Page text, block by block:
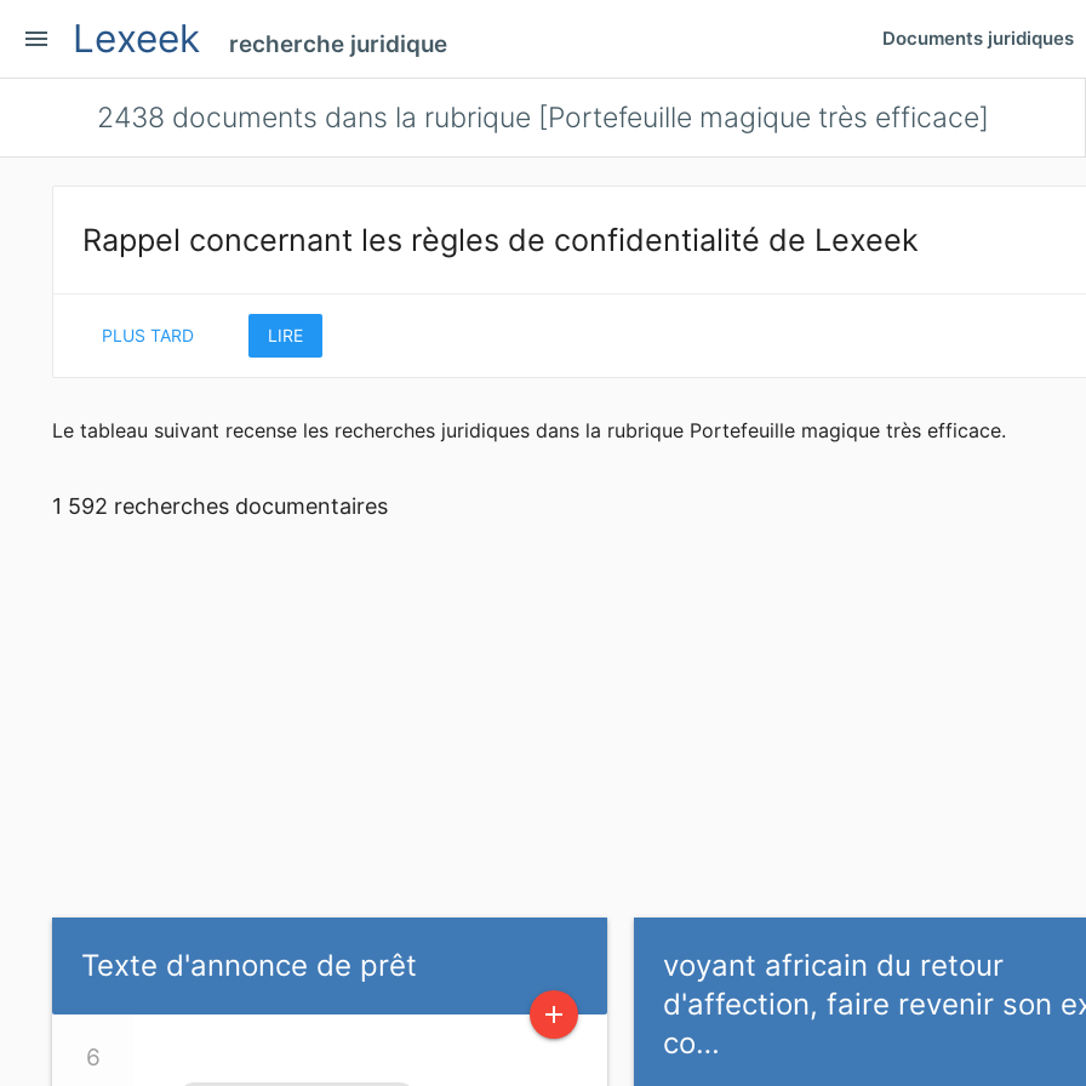
menu Lexeek recherche juridique Documents juridiques
2438 documents dans la rubrique [Portefeuille magique très efficace]
Rappel concernant les règles de confidentialité de Lexeek
PLUS TARD LIRE
Le tableau suivant recense les recherches juridiques dans la rubrique Portefeuille magique très efficace.
1 592 recherches documentaires
Texte d'annonce de prêt
add
6
voyant africain du retour
d'affection, faire revenir son
co…